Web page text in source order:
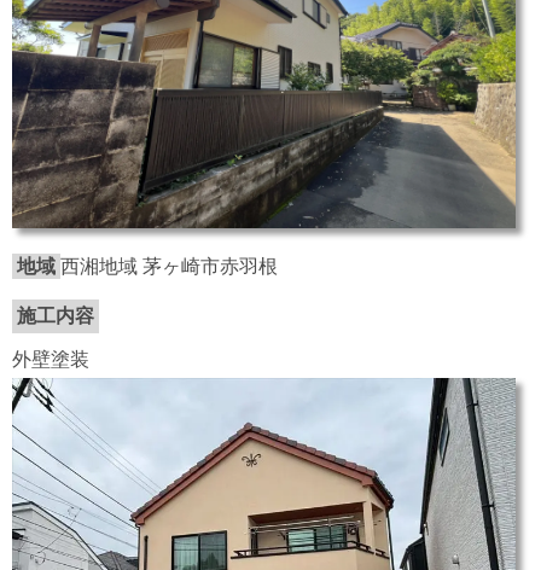
地域 西湘地域 茅ヶ崎市赤羽根
施工内容
外壁塗装